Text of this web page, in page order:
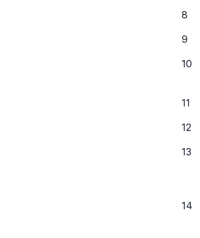
8
9
10
11
12
13
14